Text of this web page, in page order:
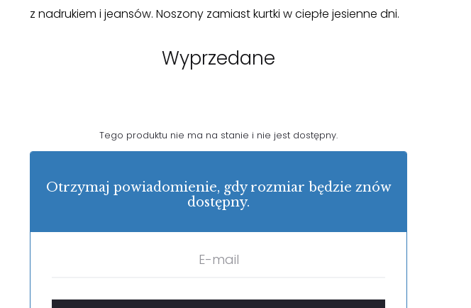
z nadrukiem i jeansów. Noszony zamiast kurtki w ciepłe jesienne dni.
Wyprzedane
Tego produktu nie ma na stanie i nie jest dostępny.
Otrzymaj powiadomienie, gdy rozmiar będzie znów
dostępny.